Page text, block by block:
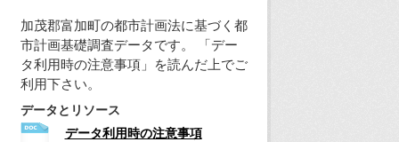
加茂郡富加町の都市計画法に基づく都
市計画基礎調査データです。 「デー
タ利用時の注意事項」を読んだ上でご
利用下さい。
データとリソース
データ利用時の注意事項